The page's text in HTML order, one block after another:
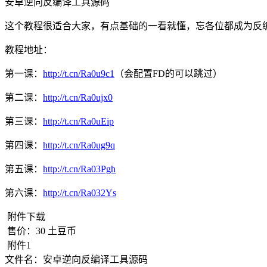
这个教程很适合大家，有点基础的一看就懂，忘各位都成为反
教程地址：
第一课： http://t.cn/Ra0u9c1 （会配置FD的可以跳过）
第二课： http://t.cn/Ra0ujx0
第三课： http://t.cn/Ra0uEip
第四课： http://t.cn/Ra0ug9q
第五课： http://t.cn/Ra03Pgh
第六课： http://t.cn/Ra032Ys
附件下载
售价： 30 土豆币
附件1
文件名： 安卓逆向反编译工具源码